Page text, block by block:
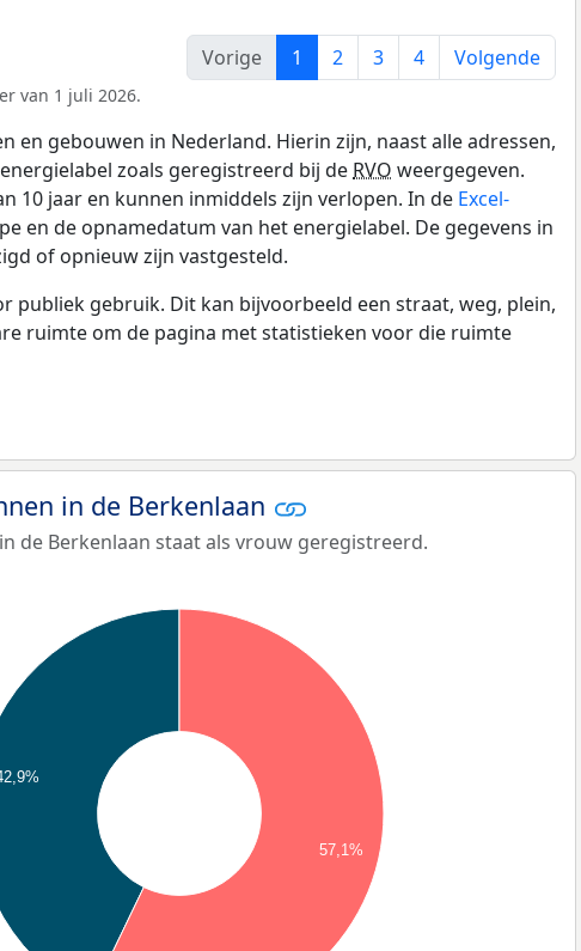
Vorige
1 2 3 4 Volgende
van 1 juli 2026.
en gebouwen in Nederland. Hierin zijn, naast alle adressen,
zoals geregistreerd bij de RVO weergegeven.
10 jaar en kunnen inmiddels zijn verlopen. In de Excel-
en de opnamedatum van het energielabel. De gegevens in
of opnieuw zijn vastgesteld.
gebruik. Dit kan bijvoorbeeld een straat, weg, plein,
ruimte om de pagina met statistieken voor die ruimte
in de Berkenlaan
de Berkenlaan staat als vrouw geregistreerd.
57,1%